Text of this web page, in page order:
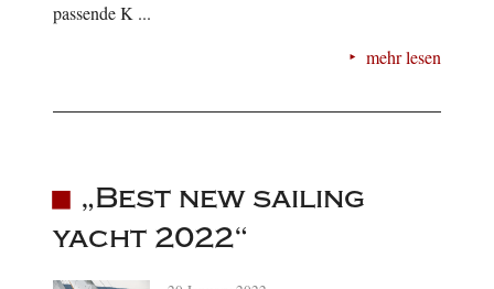
passende K ...
mehr lesen
„Best new sailing
yacht 2022“